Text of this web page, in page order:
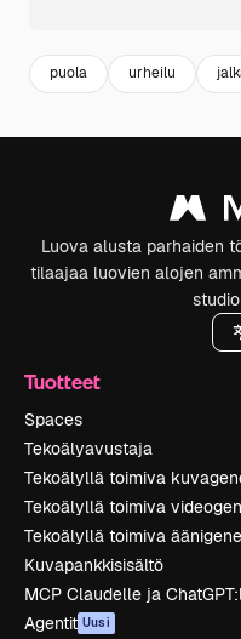
puola urheilu
Luova alusta parhaiden
tilaajaa luovien alojen
Tuotteet
Spaces
Tekoälyavustaja
Tekoälyllä toimiva
Tekoälyllä toimiva
Tekoälyllä toimiva
Kuvapankkisisältö
MCP Claudelle ja
Agentit Uusi